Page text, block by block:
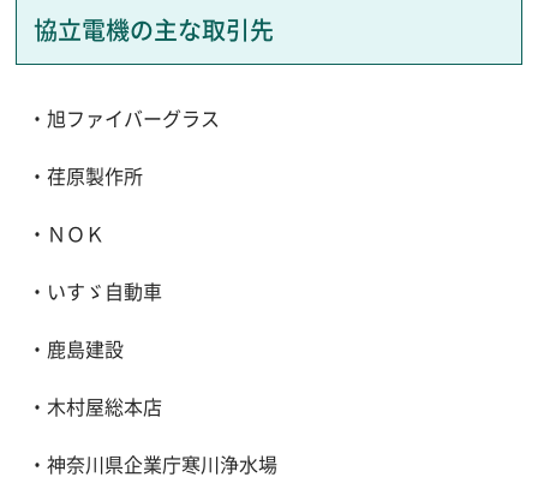
協立電機の主な取引先
・旭ファイバーグラス
・荏原製作所
・ＮＯＫ
・いすゞ自動車
・鹿島建設
・木村屋総本店
・神奈川県企業庁寒川浄水場